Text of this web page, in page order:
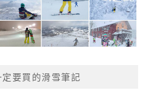
要買的滑雪筆記